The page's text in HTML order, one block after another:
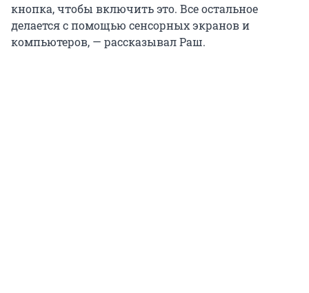
кнопка, чтобы включить это. Все остальное
делается с помощью сенсорных экранов и
компьютеров, — рассказывал Раш.